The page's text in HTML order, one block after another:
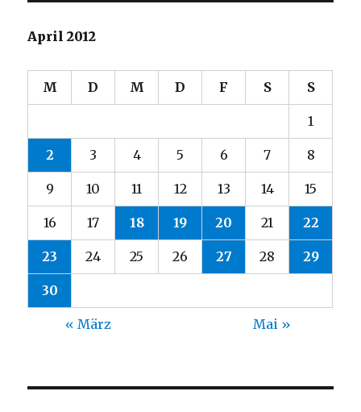
April 2012
M D M D F S S
1
2 3 4 5 6 7 8
9 10 11 12 13 14 15
16 17 18 19 20 21 22
23 24 25 26 27 28 29
30
« März Mai »